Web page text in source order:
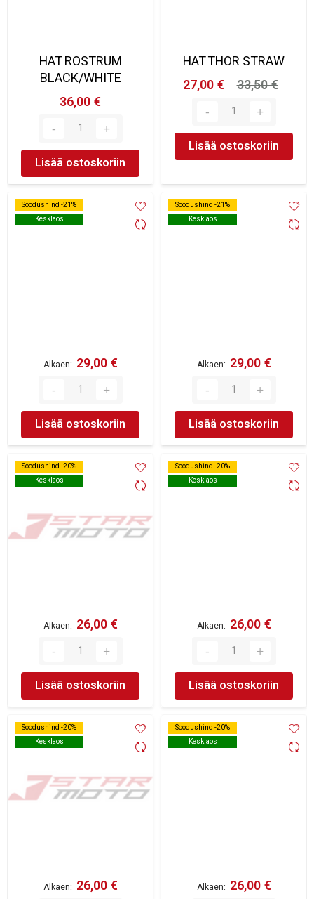
HAT ROSTRUM
BLACK/WHITE
36,00 €
Lisää ostoskoriin
HAT THOR STRAW
27,00 €
33,50 €
Lisää ostoskoriin
Soodushind -21%
Kesklaos
Soodushind -21%
Kesklaos
Alkaen 29,00 €
Lisää ostoskoriin
Soodushind -21%
Kesklaos
Soodushind -21%
Kesklaos
Alkaen 29,00 €
Lisää ostoskoriin
Soodushind -20%
Kesklaos
Soodushind -20%
Kesklaos
Alkaen 26,00 €
Lisää ostoskoriin
Soodushind -20%
Kesklaos
Soodushind -20%
Kesklaos
Alkaen 26,00 €
Lisää ostoskoriin
Soodushind -20%
Kesklaos
Soodushind -20%
Kesklaos
Alkaen 26,00 €
Soodushind -20%
Kesklaos
Soodushind -20%
Kesklaos
Alkaen 26,00 €